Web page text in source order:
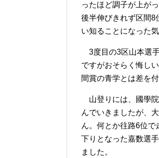
ったほど調子が上が
後半伸びきれず区間8
い知ることになった気
3度目の3区山本選
ですがおそらく悔し
間賞の青学とは差を
山登りには、國學
んでいきましたが、
ん。何とか往路6位
下りとなった嘉数選
ました。